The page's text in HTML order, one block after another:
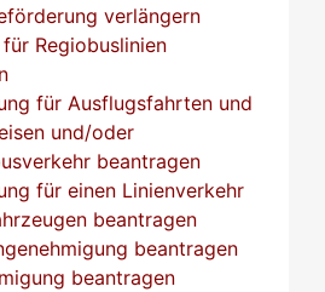
verlängern
Regiobuslinien
für Ausflugsfahrten und
und/oder
beantragen
für einen Linienverkehr
beantragen
beantragen
beantragen